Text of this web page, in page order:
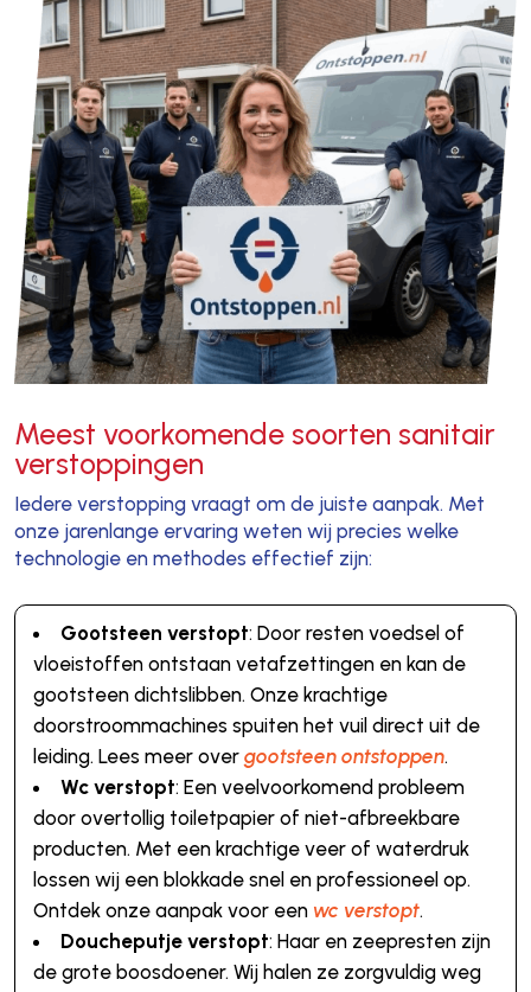
Meest voorkomende soorten sanitair
verstoppingen
Iedere verstopping vraagt om de juiste aanpak. Met
onze jarenlange ervaring weten wij precies welke
technologie en methodes effectief zijn:
Gootsteen verstopt: Door resten voedsel of
vloeistoffen ontstaan vetafzettingen en kan de
gootsteen dichtslibben. Onze krachtige
doorstroommachines spuiten het vuil direct uit de
leiding. Lees meer over gootsteen ontstoppen.
Wc verstopt: Een veelvoorkomend probleem
door overtollig toiletpapier of niet-afbreekbare
producten. Met een krachtige veer of waterdruk
lossen wij een blokkade snel en professioneel op.
Ontdek onze aanpak voor een wc verstopt.
Doucheputje verstopt: Haar en zeepresten zijn
de grote boosdoener. Wij halen ze zorgvuldig weg